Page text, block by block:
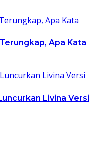
Apa Kata
Livina Versi